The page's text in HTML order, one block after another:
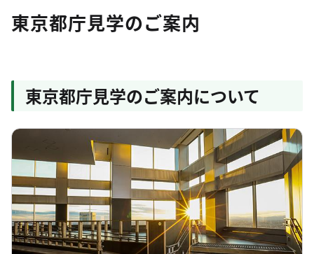
東京都庁見学のご案内
東京都庁見学のご案内について